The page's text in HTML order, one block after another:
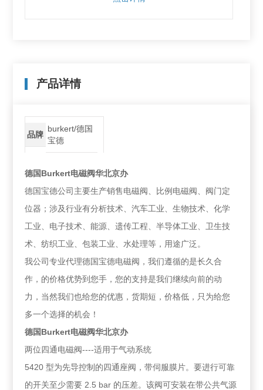
产品详情
品牌
burkert/德国
宝德
德国Burkert电磁阀华北京办
德国宝德公司主要生产销售电磁阀、比例电磁阀、阀门定
位器；涉及行业有分析技术、汽车工业、生物技术、化学
工业、电子技术、能源、遗传工程、半导体工业、卫生技
术、纺织工业、包装工业、水处理等，用途广泛。
我公司专业代理德国宝德电磁阀，我们遵循的是长久合
作，的价格优势到您手，您的支持是我们继续向前的动
力，当然我们也给您的优惠，货期短，价格低，只为给您
多一个选择的机会！
德国Burkert电磁阀华北京办
两位四通电磁阀----适用于气动系统
5420 型为先导控制的四通座阀，带伺服膜片。要进行可靠
的开关至少需要 2.5 bar 的压差。该阀可安装在带公共气源